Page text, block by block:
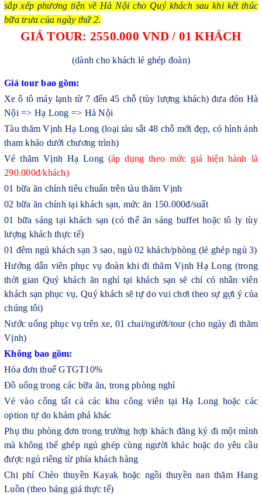
sắp xếp phương tiện về Hà Nội cho Quý khách sau khi kết thúc
bữa trưa của ngày thứ 2.
GIÁ TOUR: 2550.000 VND / 01 KHÁCH
(dành cho khách lẻ ghép đoàn)
Giá tour bao gồm:
Xe ô tô máy lạnh từ 7 đến 45 chỗ (tùy lượng khách) đưa đón Hà
Nội => Hạ Long => Hà Nội
Tàu thăm Vịnh Hạ Long (loại tàu sắt 48 chỗ mới đẹp, có hình ảnh
tham khảo dưới chương trình)
Vé thăm Vịnh Hạ Long (áp dụng theo mức giá hiện hành là
290.000đ/khách)
01 bữa ăn chính tiêu chuẩn trên tàu thăm Vịnh
02 bữa ăn chính tại khách sạn, mức ăn 150.000đ/suất
01 bữa sáng tại khách sạn (có thể ăn sáng buffet hoặc tô ly tùy
lượng khách thực tế)
01 đêm ngủ khách sạn 3 sao, ngủ 02 khách/phòng (lẻ ghép ngủ 3)
Hướng dẫn viên phục vụ đoàn khi đi thăm Vịnh Hạ Long (trong
thời gian Quý khách ăn nghỉ tại khách sạn sẽ chỉ có nhân viên
khách sạn phục vụ, Quý khách sẽ tự do vui chơi theo sự gợi ý của
chúng tôi)
Nước uống phục vụ trên xe, 01 chai/người/tour (cho ngày đi thăm
Vịnh)
Không bao gồm:
Hóa đơn thuế GTGT10%
Đồ uống trong các bữa ăn, trong phòng nghỉ
Vé vào cổng tất cả các khu công viên tại Hạ Long hoặc các
option tự do khám phá khác
Phụ thu phòng đơn trong trường hợp khách đăng ký đi một mình
mà không thể ghép ngủ ghép cùng người khác hoặc do yêu cầu
được ngủ riêng từ phía khách hàng
Chi phí Chèo thuyền Kayak hoặc ngồi thuyền nan thăm Hang
Luồn (theo bảng giá thực tế)